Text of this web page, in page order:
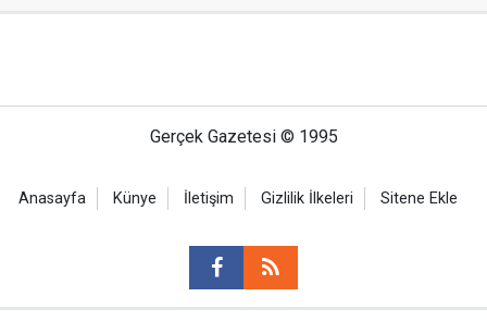
Gerçek Gazetesi © 1995
Anasayfa Künye İletişim Gizlilik İlkeleri Sitene Ekle